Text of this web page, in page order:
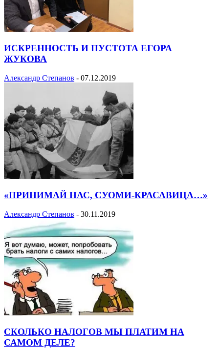
ИСКРЕННОСТЬ И ПУСТОТА ЕГОРА
ЖУКОВА
Александр Степанов - 07.12.2019
«ПРИНИМАЙ НАС, СУОМИ-КРАСАВИЦА…»
Александр Степанов - 30.11.2019
СКОЛЬКО НАЛОГОВ МЫ ПЛАТИМ НА
САМОМ ДЕЛЕ?